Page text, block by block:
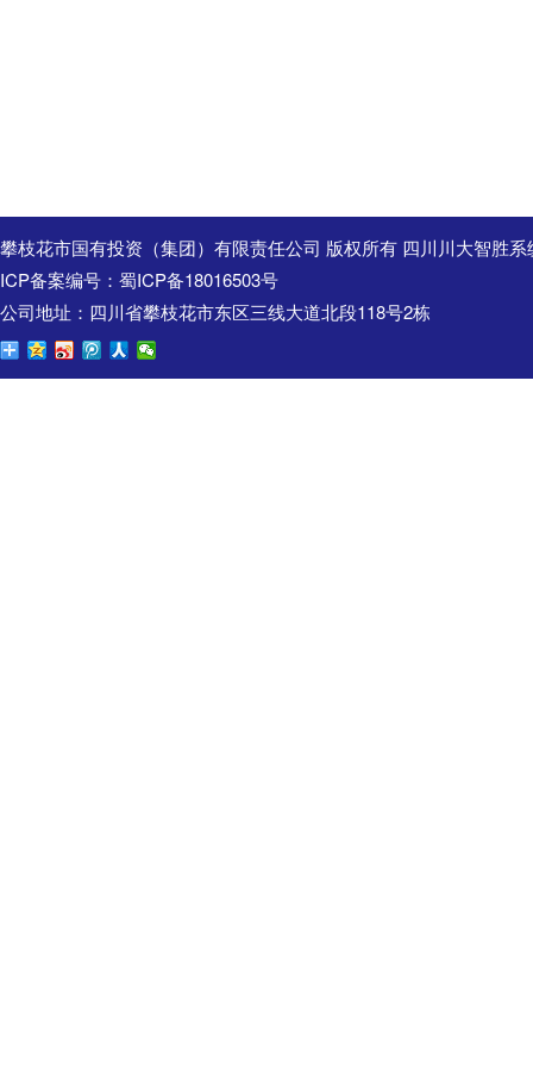
攀枝花市国有投资（集团）有限责任公司 版权所有 四川川大智胜
ICP备案编号： 蜀ICP备18016503号
公司地址：四川省攀枝花市东区三线大道北段118号2栋